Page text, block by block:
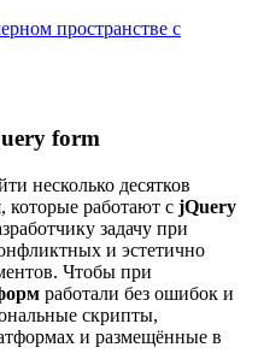
пространстве с
form
несколько десятков
которые работают с jQuery
задачу при
и эстетично
Чтобы при
работали без ошибок и
скрипты,
и размещённые в